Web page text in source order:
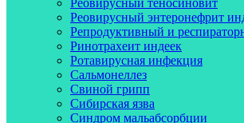
Реовирусный теносиновит
Реовирусный энтеронефрит
Репродуктивный и
Ринотрахеит индеек
Ротавирусная инфекция
Сальмонеллез
Свиной грипп
Сибирская язва
Синдром мальабсорбции